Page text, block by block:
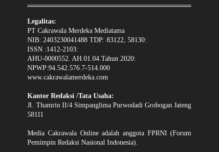
Legalitas:
PT Cakrawala Merdeka Mediatama
NIB: 2403230041488 TDP: 83122, 58130:
ISSN :1412-2103:
AHU-0000552. AH.01.04.Tahun 2020:
NPWP:94.542.576.7-514.000
www.cakrawalamerdeka.com
Kantor Redaksi /Tata Usaha:
Jl. Thamrin II/4 Simpanglima Purwodadi Grobogan Jateng
58111
Media Cakrawala Online adalah anggota FPRNI (Forum
Pemimpin Redaksi Nasional Indonesia).